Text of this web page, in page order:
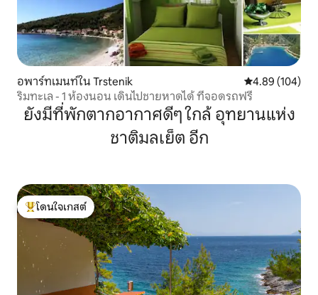
อพาร์ทเมนท์ใน Trstenik คะแนนเฉลี่ย
4.89 (104)
ริมทะเล - 1 ห้องนอน เดินไปชายหาดได้ ที่จอดรถฟรี
ยังมีที่พักตากอากาศดีๆ ใกล้ อุทยานแห่ง
ชาติมลเย็ต อีก
โดนใจเกสต์ที่สุด
โดนใจเกสต์